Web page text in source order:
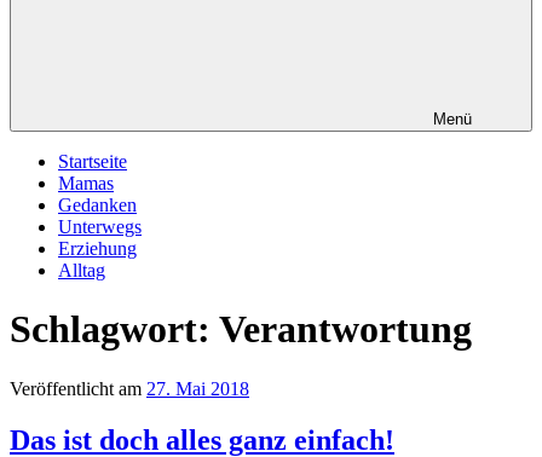
Menü
Startseite
Mamas
Gedanken
Unterwegs
Erziehung
Alltag
Schlagwort: Verantwortung
Veröffentlicht am 27. Mai 2018
Das ist doch alles ganz einfach!